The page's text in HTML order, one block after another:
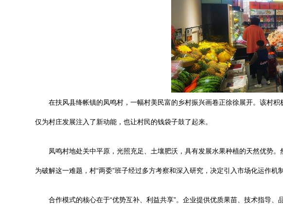
在扶风县绛帐镇的凤鸣村，一幅村美民富的乡村振兴画卷正徐徐展开。该村
仅为村庄发展注入了新动能，也让村民的钱袋子鼓了起来。
凤鸣村地处关中平原，光照充足、土壤肥沃，具有发展水果种植的天然优势
为破解这一难题，村“两委”班子经过多方考察和深入研究，决定引入市场化运作
合作模式的核心在于“优势互补、利益共享”。企业提供优质果苗、技术指导